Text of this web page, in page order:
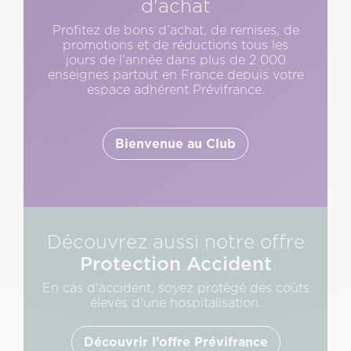
d'achat
Profitez de bons d’achat, de remises, de
promotions et de réductions tous les
jours de l’année dans plus de 2 000
enseignes partout en France depuis votre
espace adhérent Prévifrance.
Bienvenue au Club
Découvrez aussi notre offre
Protection Accident
En cas d’accident, soyez protégé des coûts
élevés d’une hospitalisation.
Découvrir l’offre Prévifrance